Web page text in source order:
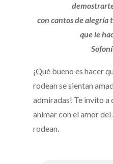
con cantos de alegría
que le
¡Qué bueno es hacer
rodean se sientan
admiradas! Te invito a
animar con el amor del
rodean.